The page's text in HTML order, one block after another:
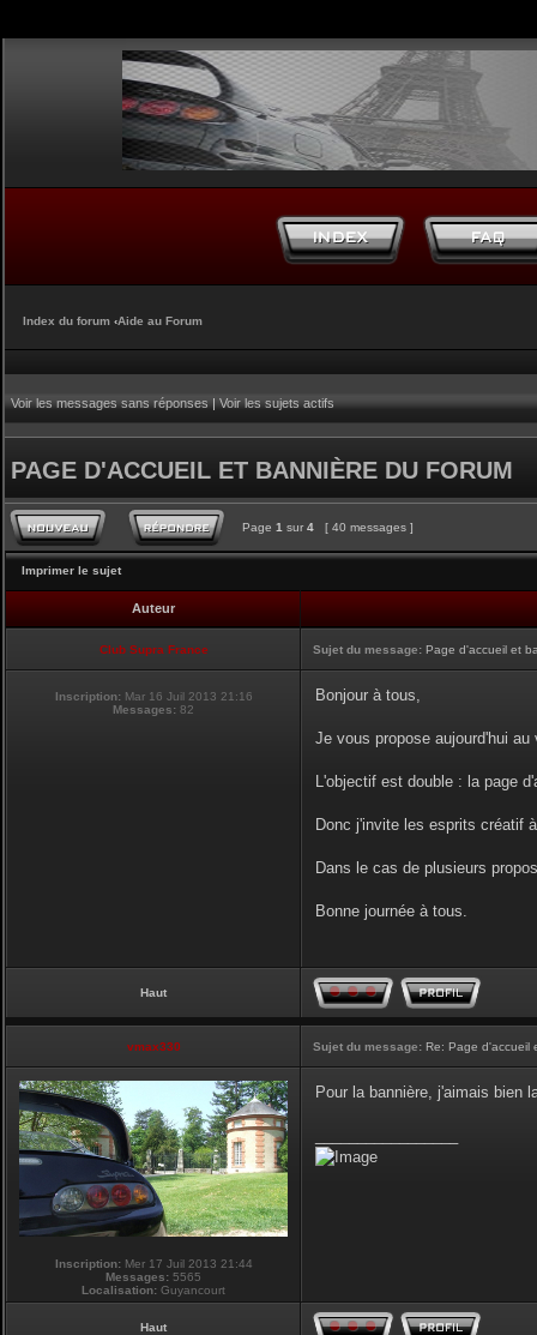
Index du forum ‹Aide au Forum
Voir les messages sans réponses|Voir les sujets actifs
PAGE D'ACCUEIL ET BANNIÈRE DU FORUM
Page 1 sur 4 [ 40 messages ]
Imprimer le sujet
Auteur
Club Supra France Sujet du message: Page d'accueil et
Inscription: Mar 16 Juil 2013 21:16
Messages: 82
Bonjour à tous,
Je vous propose aujourd'hui
L'objectif est double : la page
Donc j'invite les esprits créatif
Dans le cas de plusieurs
Bonne journée à tous.
Haut
vmax330 Sujet du message: Re: Page d'accueil
Inscription:Mer 17 Juil 2013 21:44
Messages: 5565
Localisation: Guyancourt
Pour la bannière, j'aimais bien
Haut